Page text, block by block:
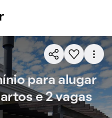
para alugar
e 2 vagas